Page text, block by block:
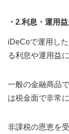
・2.利息・運用
iDeCoで運用し
る利息や運用益
一般の金融商品
は税金面で非常
非課税の恩恵を